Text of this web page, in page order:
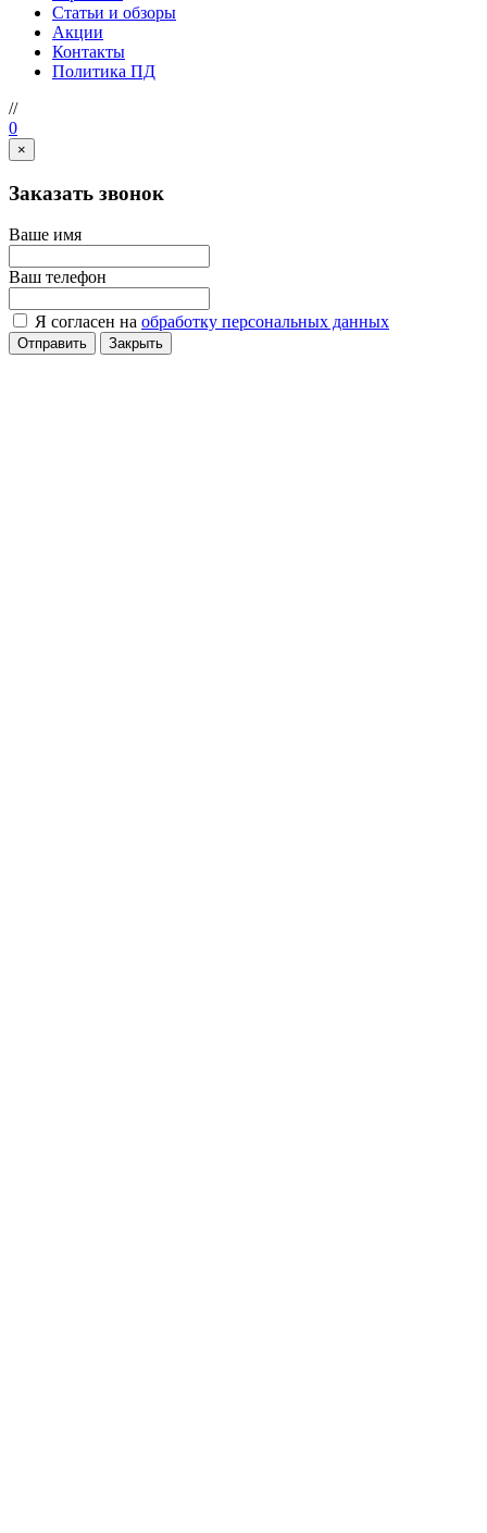
Статьи и обзоры
Акции
Контакты
Политика ПД
//
0
×
Заказать звонок
Ваше имя
Ваш телефон
Я согласен на обработку персональных данных
Отправить Закрыть